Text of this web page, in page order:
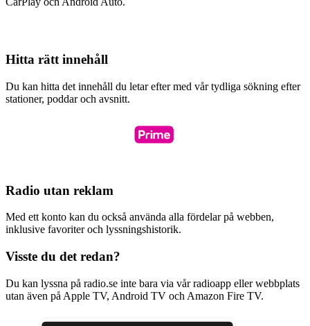
Hitta rätt innehåll
Du kan hitta det innehåll du letar efter med vår tydliga sökning efter
stationer, poddar och avsnitt.
Radio utan reklam
Med ett konto kan du också använda alla fördelar på webben,
inklusive favoriter och lyssningshistorik.
Visste du det redan?
Du kan lyssna på radio.se inte bara via vår radioapp eller webbplats
utan även på Apple TV, Android TV och Amazon Fire TV.